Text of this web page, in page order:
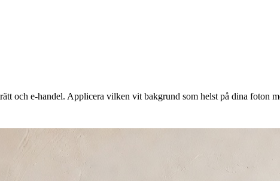
och e-handel. Applicera vilken vit bakgrund som helst på dina foton